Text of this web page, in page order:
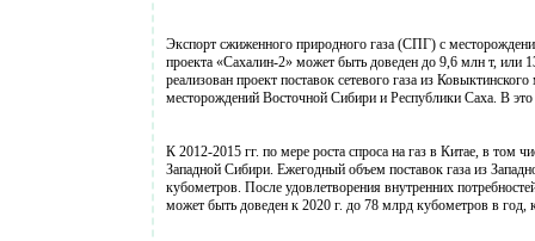
Экспорт сжиженного природного газа (СПГ) с
проекта «Сахалин-2» может быть доведен до 9,6 млн т, или
реализован проект поставок сетевого газа из
месторождений Восточной Сибири и Республики Саха. В
К 2012-2015 гг. по мере роста спроса на газ в Китае, в том
Западной Сибири. Ежегодный объем поставок газа из
кубометров. После удовлетворения внутренних
может быть доведен к 2020 г. до 78 млрд кубометров в